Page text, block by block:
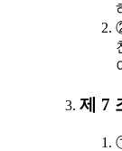
제 7